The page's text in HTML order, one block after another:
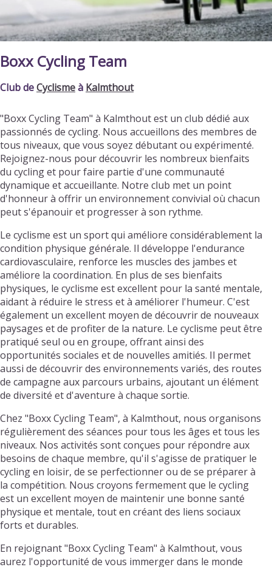
Boxx Cycling Team
Club deCyclismeà Kalmthout
"Boxx Cycling Team" à Kalmthout est un club dédié aux
passionnés de cycling. Nous accueillons des membres de
tous niveaux, que vous soyez débutant ou expérimenté.
Rejoignez-nous pour découvrir les nombreux bienfaits
du cycling et pour faire partie d'une communauté
dynamique et accueillante. Notre club met un point
d'honneur à offrir un environnement convivial où chacun
peut s'épanouir et progresser à son rythme.
Le cyclisme est un sport qui améliore considérablement la
condition physique générale. Il développe l'endurance
cardiovasculaire, renforce les muscles des jambes et
améliore la coordination. En plus de ses bienfaits
physiques, le cyclisme est excellent pour la santé mentale,
aidant à réduire le stress et à améliorer l'humeur. C'est
également un excellent moyen de découvrir de nouveaux
paysages et de profiter de la nature. Le cyclisme peut être
pratiqué seul ou en groupe, offrant ainsi des
opportunités sociales et de nouvelles amitiés. Il permet
aussi de découvrir des environnements variés, des routes
de campagne aux parcours urbains, ajoutant un élément
de diversité et d'aventure à chaque sortie.
Chez "Boxx Cycling Team", à Kalmthout, nous organisons
régulièrement des séances pour tous les âges et tous les
niveaux. Nos activités sont conçues pour répondre aux
besoins de chaque membre, qu'il s'agisse de pratiquer le
cycling en loisir, de se perfectionner ou de se préparer à
la compétition. Nous croyons fermement que le cycling
est un excellent moyen de maintenir une bonne santé
physique et mentale, tout en créant des liens sociaux
forts et durables.
En rejoignant "Boxx Cycling Team" à Kalmthout, vous
aurez l'opportunité de vous immerger dans le monde